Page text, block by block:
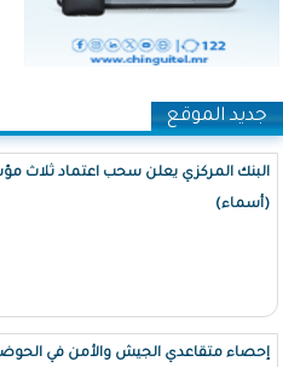
جديد الموقع
البنك المركزي يعلن سحب اعتماد ثلاث
(أسماء)
إحصاء متقاعدي الجيش والأمن في